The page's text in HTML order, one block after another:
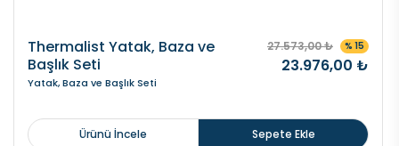
Thermalist Yatak, Baza ve
Başlık Seti
Yatak, Baza ve Başlık Seti
27.573,00 ₺ % 15
23.976,00 ₺
Ürünü İncele Sepete Ekle